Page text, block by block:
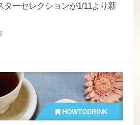
ターセレクションが1/11より新
HOWTODRINK